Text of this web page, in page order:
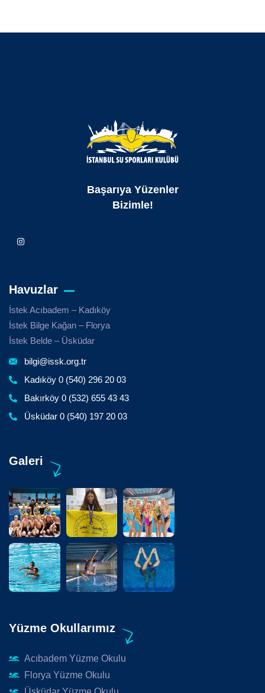
Başarıya Yüzenler
Bizimle!
Havuzlar
İstek Acıbadem – Kadıköy
İstek Bilge Kağan – Florya
İstek Belde – Üsküdar
bilgi@issk.org.tr
Kadıköy 0 (540) 296 20 03
Bakırköy 0 (532) 655 43 43
Üsküdar 0 (540) 197 20 03
Galeri
Yüzme Okullarımız
Acıbadem Yüzme Okulu
Florya Yüzme Okulu